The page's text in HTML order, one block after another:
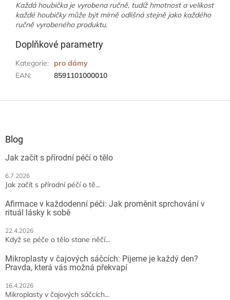
Každá houbička je vyrobena ručně, tudíž hmotnost a velikost
každé houbičky může být mírně odlišná stejně jako každého
ručně vyrobeného produktu.
Doplňkové parametry
Kategorie:
pro dámy
EAN: 8591101000010
Blog
Jak začít s přírodní péčí o tělo
6.7.2026
Jak začít s přírodní péčí o tě...
Afirmace v každodenní péči: Jak proměnit sprchování v
rituál lásky k sobě
22.4.2026
Když se péče o tělo stane něčí...
Mikroplasty v čajových sáčcích: Pijeme je každý den?
Pravda, která vás možná překvapí
16.4.2026
Mikroplasty v čajových sáčcích...